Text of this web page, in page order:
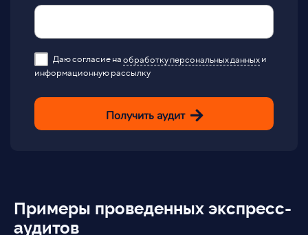
Даю согласие на обработку персональных данных и
информационную рассылку
Получить аудит
Примеры проведенных экспресс-
аудитов